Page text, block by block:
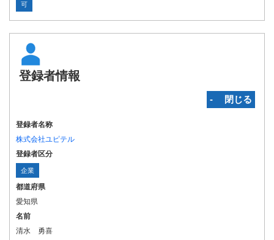
可
登録者情報
‐ 閉じる
登録者名称
株式会社ユピテル
登録者区分
企業
都道府県
愛知県
名前
清水 勇喜